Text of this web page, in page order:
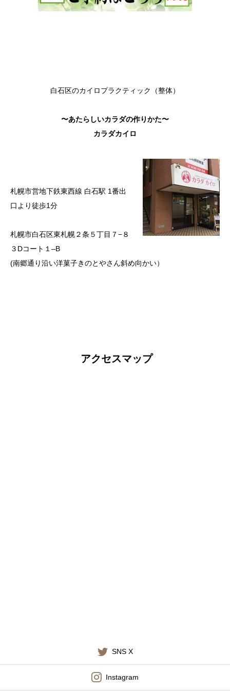
白石区のカイロプラクティック（整体）
〜あたらしいカラダの作りかた〜
カラダカイロ
札幌市営地下鉄東西線 白石駅 1番出
口より徒歩1分
札幌市白石区東札幌２条５丁目７−８
３Dコート１–B
(南郷通り沿い洋菓子きのとやさん斜め向かい）
アクセスマップ
SNS X
Instagram